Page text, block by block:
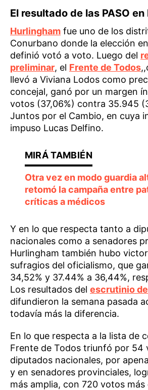
El resultado de las PASO
Hurlingham fue uno de los
Conurbano donde la elección
definió votó a voto. Luego del
preliminar, el Frente de Todos
llevó a Viviana Lodos como
concejal, ganó por un margen
votos (37,06%) contra 35.945
Juntos por el Cambio, en cuya
impuso Lucas Delfino.
Otra vez en modo guardia
retomó la campaña entre
críticas a médicos
Y en lo que respecta tanto a
nacionales como a senadores
Hurlingham también hubo
sufragios del oficialismo, que
34,52% y 37.44% a 36,44%,
Los resultados del escrutinio
difundieron la semana pasada
todavía más la diferencia.
En lo que respecta a la lista de
Frente de Todos triunfó por 54
diputados nacionales, por
y en senadores provinciales,
más amplia, con 720 votos